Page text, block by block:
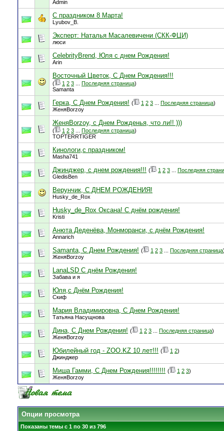
Admin
С праздником 8 Марта!
Lyubov_B.
Эксперт: Наталья Масалевичени (СКК-ФЦИ)
люси
CelebrityBrend, Юля с днем Рождения!
Arin
Восточный Цветок, С Днем Рождения!!!
( 1 2 3 Последняя страница)
Samanta
Герка, С Днем Рождения! ( 1 2 3 Последняя страница)
ЖеняBorzoy
ЖеняBorzoy, с Днем Рожденья, что ли!! )))
( 1 2 3 Последняя страница)
TOPTERRTIGER
Кинологи,с праздником!
Masha741
Джинджер, с днем рождения!!! ( 1 2 3
Последняя
GledisBen
Верунчик, С ДНЕМ РОЖДЕНИЯ!
Husky_de_Rox
Husky_de_Rox Оксана! С днём рождения!
Kristi
Анюта Деденёва, Монморанси, с днём Рождения!
Annarich
Samanta, С Днем Рождения! ( 1 2 3 Последняя страница
ЖеняBorzoy
LanaLSD С днём Рождения!
Забава и я
Юля,с Днём Рождения!
Скиф
Мария Владимировна, С Днем Рождения!
Татьяна Насущнова
Дина, С Днем Рождения! ( 1 2 3 Последняя страница)
ЖеняBorzoy
Юбилейный год - ZOO.KZ 10 лет!!! ( 1 2)
Джинджер
Миша Гамми, С Днем Рождения!!!!!!!! ( 1 2 3)
ЖеняBorzoy
Опции просмотра
Показаны темы с 1 по 30 из 796